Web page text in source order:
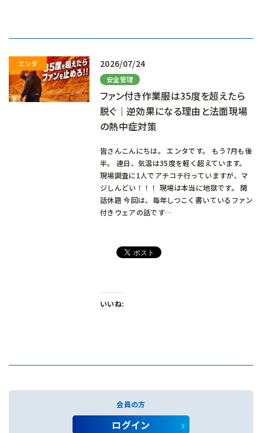
2026/07/24
安全管理
ファン付き作業服は35度を超えたら
脱ぐ｜逆効果になる理由と法面現場
の熱中症対策
皆さんこんにちは。 エンタです。 もう7月も後
半。 連日、気温は35度を軽く超えています。
現場調査に1人でアチコチ行っていますが、マ
ジしんどい！！！ 現場は本当に地獄です。 閑
話休題 今回は、毎年しつこく書いているファン
付きウェアの話です…
いいね:
会員の方
ログイン